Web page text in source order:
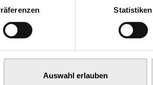
Statistiken
Auswahl erlauben